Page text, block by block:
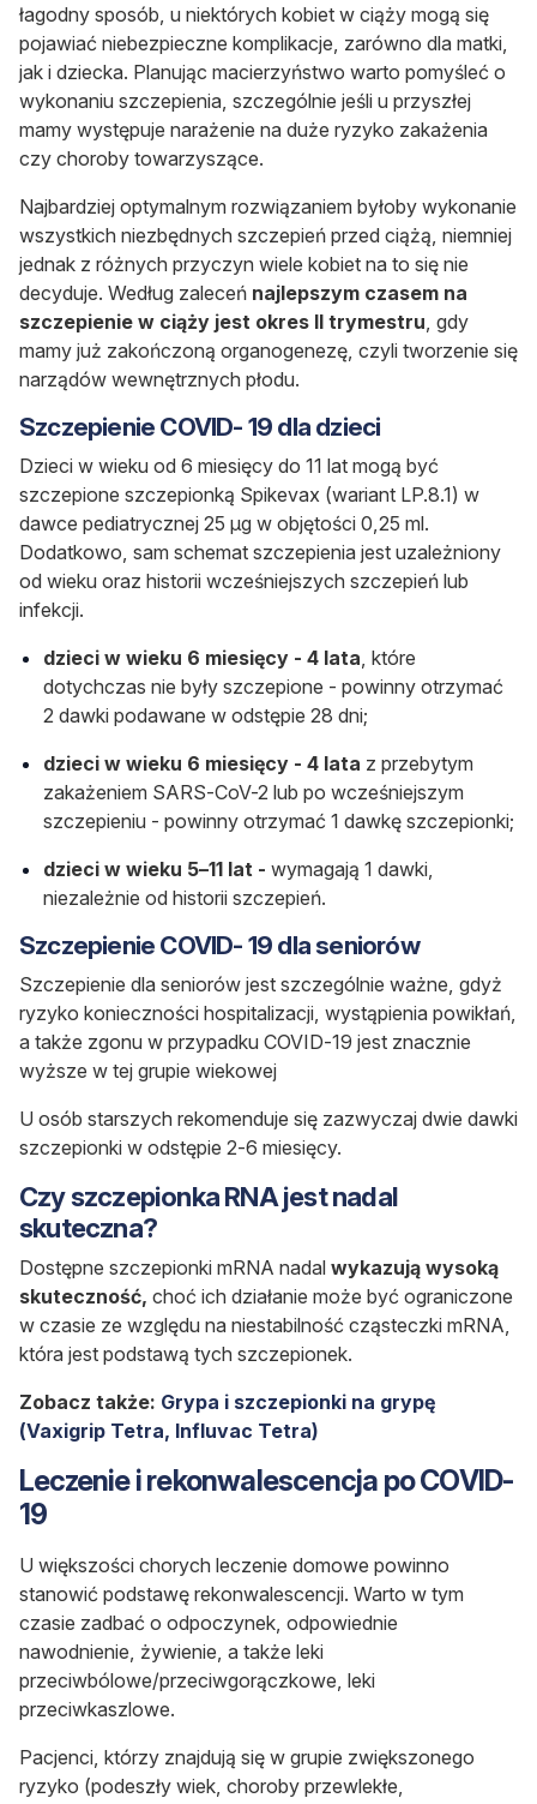
łagodny sposób, u niektórych kobiet w ciąży mogą się
pojawiać niebezpieczne komplikacje, zarówno dla matki,
jak i dziecka. Planując macierzyństwo warto pomyśleć o
wykonaniu szczepienia, szczególnie jeśli u przyszłej
mamy występuje narażenie na duże ryzyko zakażenia
czy choroby towarzyszące.
Najbardziej optymalnym rozwiązaniem byłoby wykonanie
wszystkich niezbędnych szczepień przed ciążą, niemniej
jednak z różnych przyczyn wiele kobiet na to się nie
decyduje. Według zaleceń najlepszym czasem na
szczepienie w ciąży jest okres II trymestru , gdy
mamy już zakończoną organogenezę, czyli tworzenie się
narządów wewnętrznych płodu.
Szczepienie COVID- 19 dla dzieci
Dzieci w wieku od 6 miesięcy do 11 lat mogą być
szczepione szczepionką Spikevax (wariant LP.8.1) w
dawce pediatrycznej 25 µg w objętości 0,25 ml.
Dodatkowo, sam schemat szczepienia jest uzależniony
od wieku oraz historii wcześniejszych szczepień lub
infekcji.
dzieci w wieku 6 miesięcy - 4 lata , które
dotychczas nie były szczepione - powinny otrzymać
2 dawki podawane w odstępie 28 dni;
dzieci w wieku 6 miesięcy - 4 lata z przebytym
zakażeniem SARS-CoV-2 lub po wcześniejszym
szczepieniu - powinny otrzymać 1 dawkę szczepionki;
dzieci w wieku 5–11 lat - wymagają 1 dawki,
niezależnie od historii szczepień.
Szczepienie COVID- 19 dla seniorów
Szczepienie dla seniorów jest szczególnie ważne, gdyż
ryzyko konieczności hospitalizacji, wystąpienia powikłań,
a także zgonu w przypadku COVID-19 jest znacznie
wyższe w tej grupie wiekowej
U osób starszych rekomenduje się zazwyczaj dwie dawki
szczepionki w odstępie 2-6 miesięcy.
Czy szczepionka RNA jest nadal
skuteczna?
Dostępne szczepionki mRNA nadal wykazują wysoką
skuteczność, choć ich działanie może być ograniczone
w czasie ze względu na niestabilność cząsteczki mRNA,
która jest podstawą tych szczepionek.
Zobacz także: Grypa i szczepionki na grypę
(Vaxigrip Tetra, Influvac Tetra)
Leczenie i rekonwalescencja po COVID-
19
U większości chorych leczenie domowe powinno
stanowić podstawę rekonwalescencji. Warto w tym
czasie zadbać o odpoczynek, odpowiednie
nawodnienie, żywienie, a także leki
przeciwbólowe/przeciwgorączkowe, leki
przeciwkaszlowe.
Pacjenci, którzy znajdują się w grupie zwiększonego
ryzyko (podeszły wiek, choroby przewlekłe,